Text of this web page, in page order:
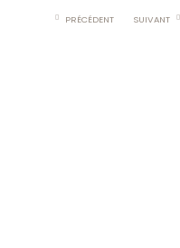
PRÉCÉDENT SUIVANT